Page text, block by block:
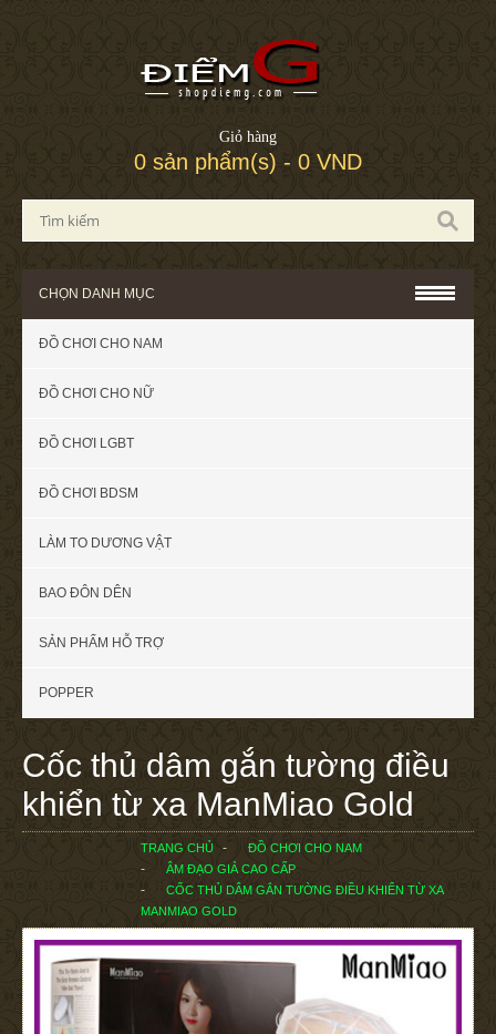
Giỏ hàng
0 sản phẩm(s) - 0 VND
CHỌN DANH MỤC
ĐỒ CHƠI CHO NAM
ĐỒ CHƠI CHO NỮ
ĐỒ CHƠI LGBT
ĐỒ CHƠI BDSM
LÀM TO DƯƠNG VẬT
BAO ĐÔN DÊN
SẢN PHẨM HỖ TRỢ
POPPER
Cốc thủ dâm gắn tường điều
khiển từ xa ManMiao Gold
TRANG CHỦ
ĐỒ CHƠI CHO NAM
ÂM ĐẠO GIẢ CAO CẤP
CỐC THỦ DÂM GẮN TƯỜNG ĐIỀU KHIỂN TỪ XA
MANMIAO GOLD